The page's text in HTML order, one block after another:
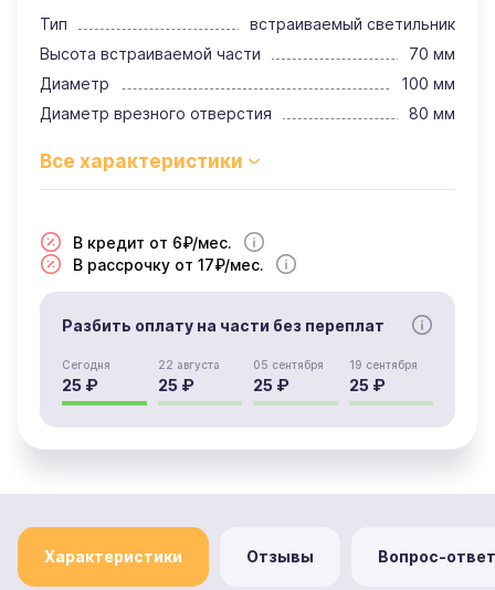
Тип
встраиваемый светильник
Высота встраиваемой части
70 мм
Диаметр
100 мм
Диаметр врезного отверстия
80 мм
В кредит от 6₽/мес.
В рассрочку от 17₽/мес.
Разбить оплату на части без переплат
Сегодня
25 ₽
22 августа
25 ₽
05 сентября
25 ₽
19 сентября
25 ₽
Характеристики Отзывы Вопрос-ответ